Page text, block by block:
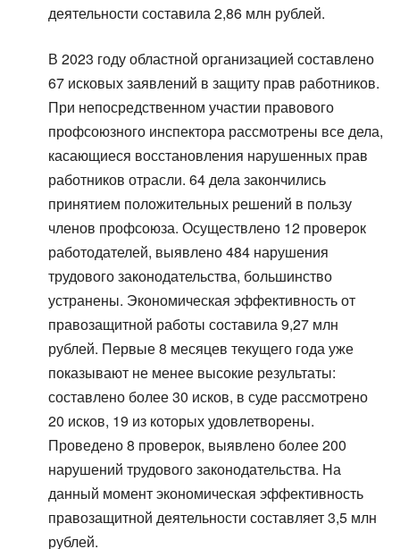
деятельности составила 2,86 млн рублей.
В 2023 году областной организацией составлено
67 исковых заявлений в защиту прав работников.
При непосредственном участии правового
профсоюзного инспектора рассмотрены все дела,
касающиеся восстановления нарушенных прав
работников отрасли. 64 дела закончились
принятием положительных решений в пользу
членов профсоюза. Осуществлено 12 проверок
работодателей, выявлено 484 нарушения
трудового законодательства, большинство
устранены. Экономическая эффективность от
правозащитной работы составила 9,27 млн
рублей. Первые 8 месяцев текущего года уже
показывают не менее высокие результаты:
составлено более 30 исков, в суде рассмотрено
20 исков, 19 из которых удовлетворены.
Проведено 8 проверок, выявлено более 200
нарушений трудового законодательства. На
данный момент экономическая эффективность
правозащитной деятельности составляет 3,5 млн
рублей.